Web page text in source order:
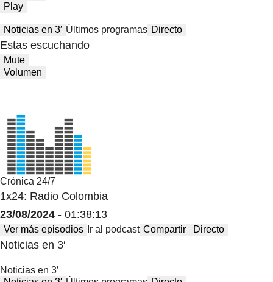
Play
Noticias en 3′ Últimos programas Directo
Estas escuchando
Mute
Volumen
Crónica 24/7
1x24: Radio Colombia
23/08/2024 - 01:38:13
Ver más episodios Ir al podcast Compartir Directo
Noticias en 3′
Noticias en 3′